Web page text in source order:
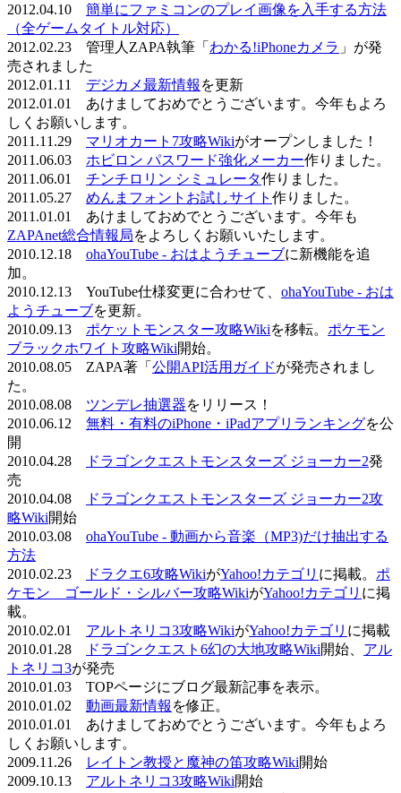
2012.04.10 簡単にファミコンのプレイ画像を入手する方法
（全ゲームタイトル対応）
2012.02.23 管理人ZAPA執筆「 わかる!iPhoneカメラ 」が発
売されました
2012.01.11 デジカメ最新情報 を更新
2012.01.01 あけましておめでとうございます。今年もよろ
しくお願いします。
2011.11.29 マリオカート7攻略Wikiがオープンしました！
2011.06.03 ホビロン パスワード強化メーカー作りました。
2011.06.01 チンチロリン シミュレータ作りました。
2011.05.27 めんまフォントお試しサイト 作りました。
2011.01.01 あけましておめでとうございます。今年も
ZAPAnet総合情報局をよろしくお願いいたします。
2010.12.18 ohaYouTube - おはようチューブに新機能を追
加。
2010.12.13 YouTube仕様変更に合わせて、 ohaYouTube - おは
ようチューブを更新。
2010.09.13 ポケットモンスター攻略Wikiを移転。 ポケモン
ブラックホワイト攻略Wiki開始。
2010.08.05 ZAPA著「 公開API活用ガイドが発売されまし
た。
2010.08.08 ツンデレ抽選器をリリース！
2010.06.12 無料・有料のiPhone・iPadアプリランキングを公
開
2010.04.28
ドラゴンクエストモンスターズ ジョーカー2発
売
2010.04.08
ドラゴンクエストモンスターズ ジョーカー2攻
略Wiki開始
2010.03.08 ohaYouTube - 動画から音楽（MP3)だけ抽出する
方法
2010.02.23
ドラクエ6攻略WikiがYahoo!カテゴリ に掲載。 ポ
ケモン ゴールド・シルバー攻略WikiがYahoo!カテゴリ に掲
載。
2010.02.01 アルトネリコ3攻略WikiがYahoo!カテゴリ に掲載
2010.01.28
ドラゴンクエスト6幻の大地攻略Wiki開始、 アル
トネリコ3が発売
2010.01.03 TOPページにブログ最新記事を表示。
2010.01.02 動画最新情報 を修正。
2010.01.01 あけましておめでとうございます。今年もよろ
しくお願いします。
2009.11.26
レイトン教授と魔神の笛攻略Wiki開始
2009.10.13 アルトネリコ3攻略Wiki開始